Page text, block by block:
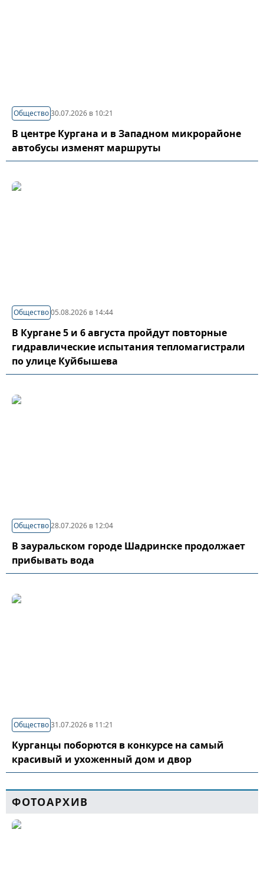
Общество30.07.2026 в 10:21
В центре Кургана и в Западном микрорайоне
автобусы изменят маршруты
Общество05.08.2026 в 14:44
В Кургане 5 и 6 августа пройдут повторные
гидравлические испытания тепломагистрали
по улице Куйбышева
Общество28.07.2026 в 12:04
В зауральском городе Шадринске продолжает
прибывать вода
Общество31.07.2026 в 11:21
Курганцы поборются в конкурсе на самый
красивый и ухоженный дом и двор
ФОТОАРХИВ